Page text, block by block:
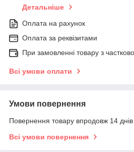
Детальніше
Оплата на рахунок
Оплата за реквізитами
При замовленні товару з
Всі умови оплати
Умови повернення
Повернення товару впродовж 14
Всі умови повернення